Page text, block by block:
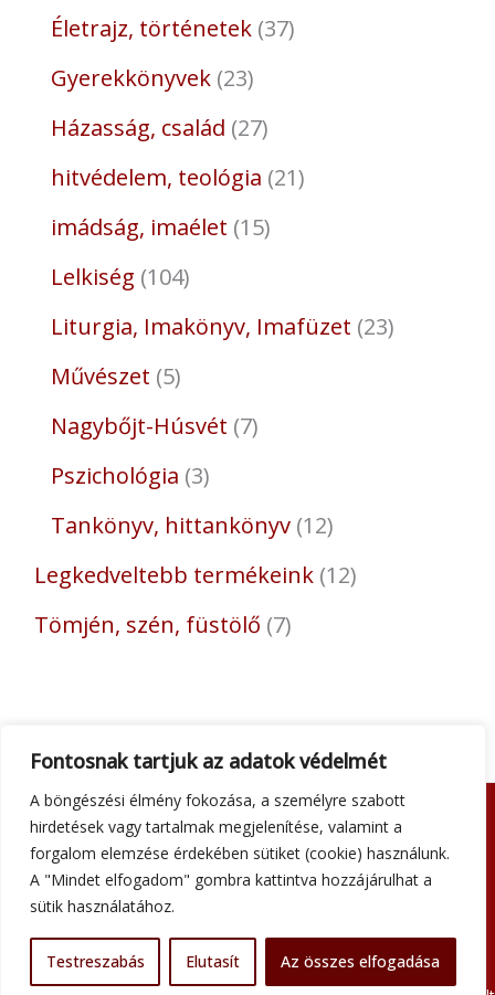
Fontosnak tartjuk az adatok védelmét
A böngészési élmény fokozása, a személyre szabott
hirdetések vagy tartalmak megjelenítése, valamint a
forgalom elemzése érdekében sütiket (cookie) használunk.
A "Mindet elfogadom" gombra kattintva hozzájárulhat a
sütik használatához.
Testreszabás Elutasít Az összes elfogadása
Életrajz, történetek 37
Gyerekkönyvek 23
Házasság, család 27
hitvédelem, teológia 21
imádság, imaélet 15
Lelkiség 104
Liturgia, Imakönyv, Imafüzet 23
Művészet 5
Nagybőjt-Húsvét 7
Pszichológia 3
Tankönyv, hittankönyv 12
Legkedveltebb termékeink 12
Tömjén, szén, füstölő 7
Adatkezelési tájékoztató
Általános szerződési feltételek
Kapcsolat